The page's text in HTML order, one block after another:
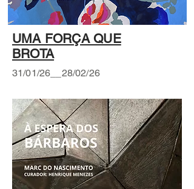
UMA FORÇA QUE
BROTA
31/01/26__28/02/26